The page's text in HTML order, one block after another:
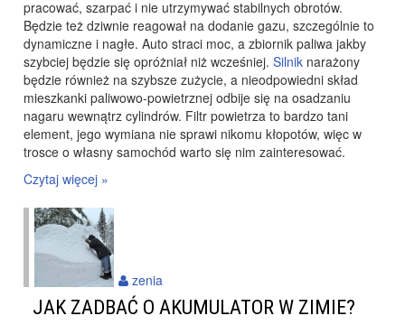
pracować, szarpać i nie utrzymywać stabilnych obrotów.
Będzie też dziwnie reagował na dodanie gazu, szczególnie to
dynamiczne i nagłe. Auto straci moc, a zbiornik paliwa jakby
szybciej będzie się opróżniał niż wcześniej. Silnik narażony
będzie również na szybsze zużycie, a nieodpowiedni skład
mieszkanki paliwowo-powietrznej odbije się na osadzaniu
nagaru wewnątrz cylindrów. Filtr powietrza to bardzo tani
element, jego wymiana nie sprawi nikomu kłopotów, więc w
trosce o własny samochód warto się nim zainteresować.
Czytaj więcej »
JAK ZADBAĆ O AKUMULATOR W ZIMIE?
zenia